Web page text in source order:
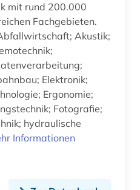
mit rund 200.000
Fachgebieten.
Akustik;
Elektronik;
Ergonomie;
Fotografie;
hydraulische
Informationen